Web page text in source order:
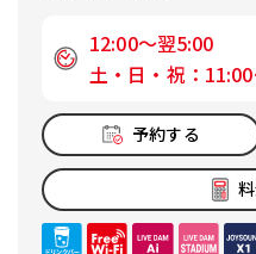
12:00～翌5:00
土・日・祝：
予約する